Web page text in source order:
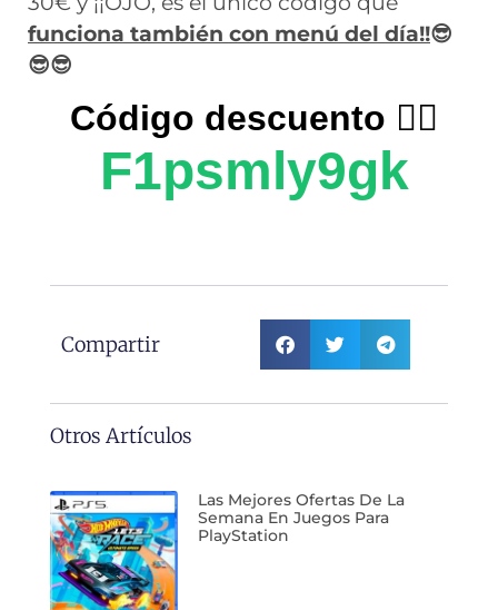
funciona también con menú del día!!😎
😎😎
Código descuento 👉🏻
F1psmly9gk
Compartir
Otros Artículos
Las Mejores Ofertas De La
Semana En Juegos Para
PlayStation